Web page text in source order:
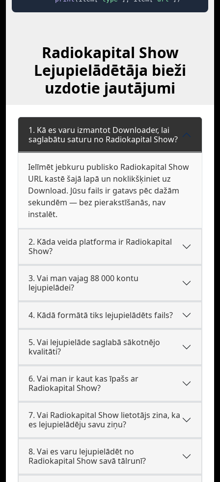
Radiokapital Show
Lejupielādētāja bieži
uzdotie jautājumi
1. Kā es varu izmantot Downloader, lai
saglabātu saturu no Radiokapital Show?
Ielīmēt jebkuru publisko Radiokapital Show
URL kastē šajā lapā un noklikšķiniet uz
Download. Jūsu fails ir gatavs pēc dažām
sekundēm — bez pierakstīšanās, nav
instalēt.
2. Kāda veida platforma ir Radiokapital
Show?
3. Vai man vajag 88 000 kontu
lejupielādei?
4. Kādā formātā tiks lejupielādēts fails?
5. Vai lejupielāde saglabā sākotnējo
kvalitāti?
6. Vai man ir kaut kas īpašs ar
Radiokapital Show?
7. Vai Radiokapital Show lietotājs zina, ka
es lejupielādēju savu ziņu?
8. Vai es varu lejupielādēt no
Radiokapital Show savā tālrunī?